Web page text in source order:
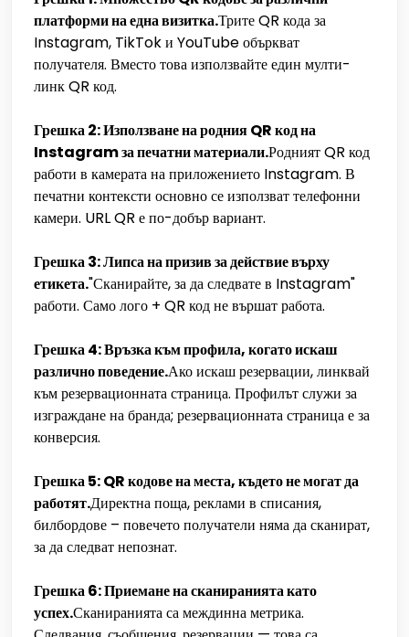
платформи на една визитка.Трите QR кода за
Instagram, TikTok и YouTube объркват
получателя. Вместо това използвайте един мулти-
линк QR код.
Грешка 2: Използване на родния QR код на
Instagram за печатни материали.Родният QR код
работи в камерата на приложението Instagram. В
печатни контексти основно се използват телефонни
камери. URL QR е по-добър вариант.
Грешка 3: Липса на призив за действие върху
етикета."Сканирайте, за да следвате в Instagram"
работи. Само лого + QR код не вършат работа.
Грешка 4: Връзка към профила, когато искаш
различно поведение.Ако искаш резервации, линквай
към резервационната страница. Профилът служи за
изграждане на бранда; резервационната страница е за
конверсия.
Грешка 5: QR кодове на места, където не могат да
работят.Директна поща, реклами в списания,
билбордове – повечето получатели няма да сканират,
за да следват непознат.
Грешка 6: Приемане на сканиранията като
успех.Сканиранията са междинна метрика.